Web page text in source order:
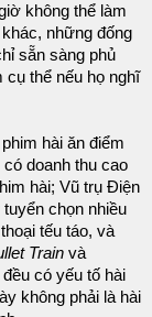
không thể làm
những đống
sẵn sàng phủ
cụ thể nếu họ nghĩ
hài ăn điểm
doanh thu cao
hài; Vũ trụ Điện
chọn nhiều
tếu táo, và
Train và
có yếu tố hài
không phải là hài